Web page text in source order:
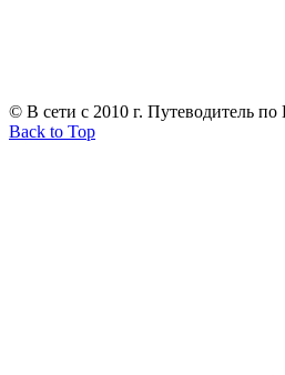
© В сети с 2010 г. Путеводитель
Back to Top